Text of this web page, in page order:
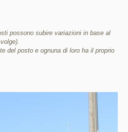
possono subire variazioni in base al
del posto e ognuna di loro ha il proprio